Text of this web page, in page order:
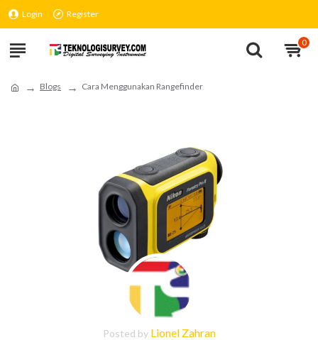
Login Register
0
Blogs Cara Menggunakan Rangefinder
Posted by Lionel Zahran